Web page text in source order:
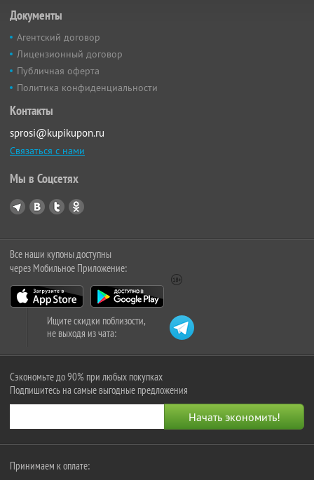
Документы
Агентский договор
Лицензионный договор
Публичная оферта
Политика конфиденциальности
Контакты
sprosi@kupikupon.ru
Связаться с нами
Мы в Соцсетях
Все наши купоны доступны
через Мобильное Приложение:
Ищите скидки поблизости,
не выходя из чата:
Сэкономьте до 90% при любых покупках
Подпишитесь на самые выгодные предложения
Принимаем к оплате: